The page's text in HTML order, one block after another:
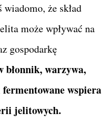
że skład
może wpływać na
gospodarkę
błonnik, warzywa,
wspiera
jelitowych.